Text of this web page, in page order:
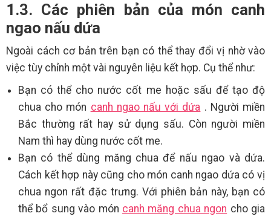
1.3. Các phiên bản của món canh
ngao nấu dứa
Ngoài cách cơ bản trên bạn có thể thay đổi vị nhờ vào
việc tùy chỉnh một vài nguyên liệu kết hợp. Cụ thể như:
Bạn có thể cho nước cốt me hoặc sấu để tạo độ
chua cho món canh ngao nấu với dứa . Người miền
Bắc thường rất hay sử dụng sấu. Còn người miền
Nam thì hay dùng nước cốt me.
Bạn có thể dùng măng chua để nấu ngao và dứa.
Cách kết hợp này cũng cho món canh ngao dứa có vị
chua ngon rất đặc trưng. Với phiên bản này, bạn có
thể bổ sung vào món canh măng chua ngon cho gia